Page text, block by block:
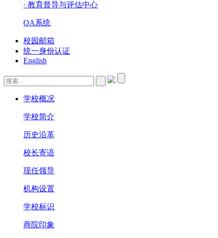
· 教育督导与评估中心
OA系统
校园邮箱
统一身份认证
English
学校概况
学校简介
历史沿革
校长寄语
现任领导
机构设置
学校标识
商院印象